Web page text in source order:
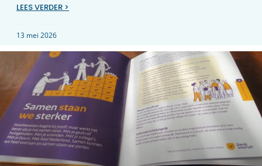
LEES VERDER >
13 mei 2026